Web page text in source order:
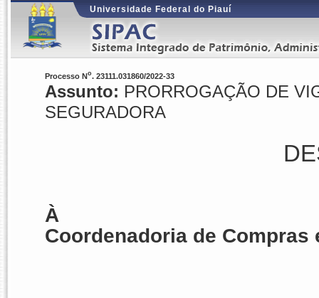
Universidade Federal do Piauí
Processo No. 23111.031860/2022-33
Assunto: PRORROGAÇÃO DE
SEGURADORA
À
Coordenadoria de Compras